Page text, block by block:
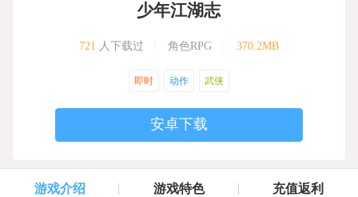
少年江湖志
721 人下载过 角色RPG 370.2MB
即时 动作 武侠
安卓下载
游戏介绍 游戏特色 充值返利